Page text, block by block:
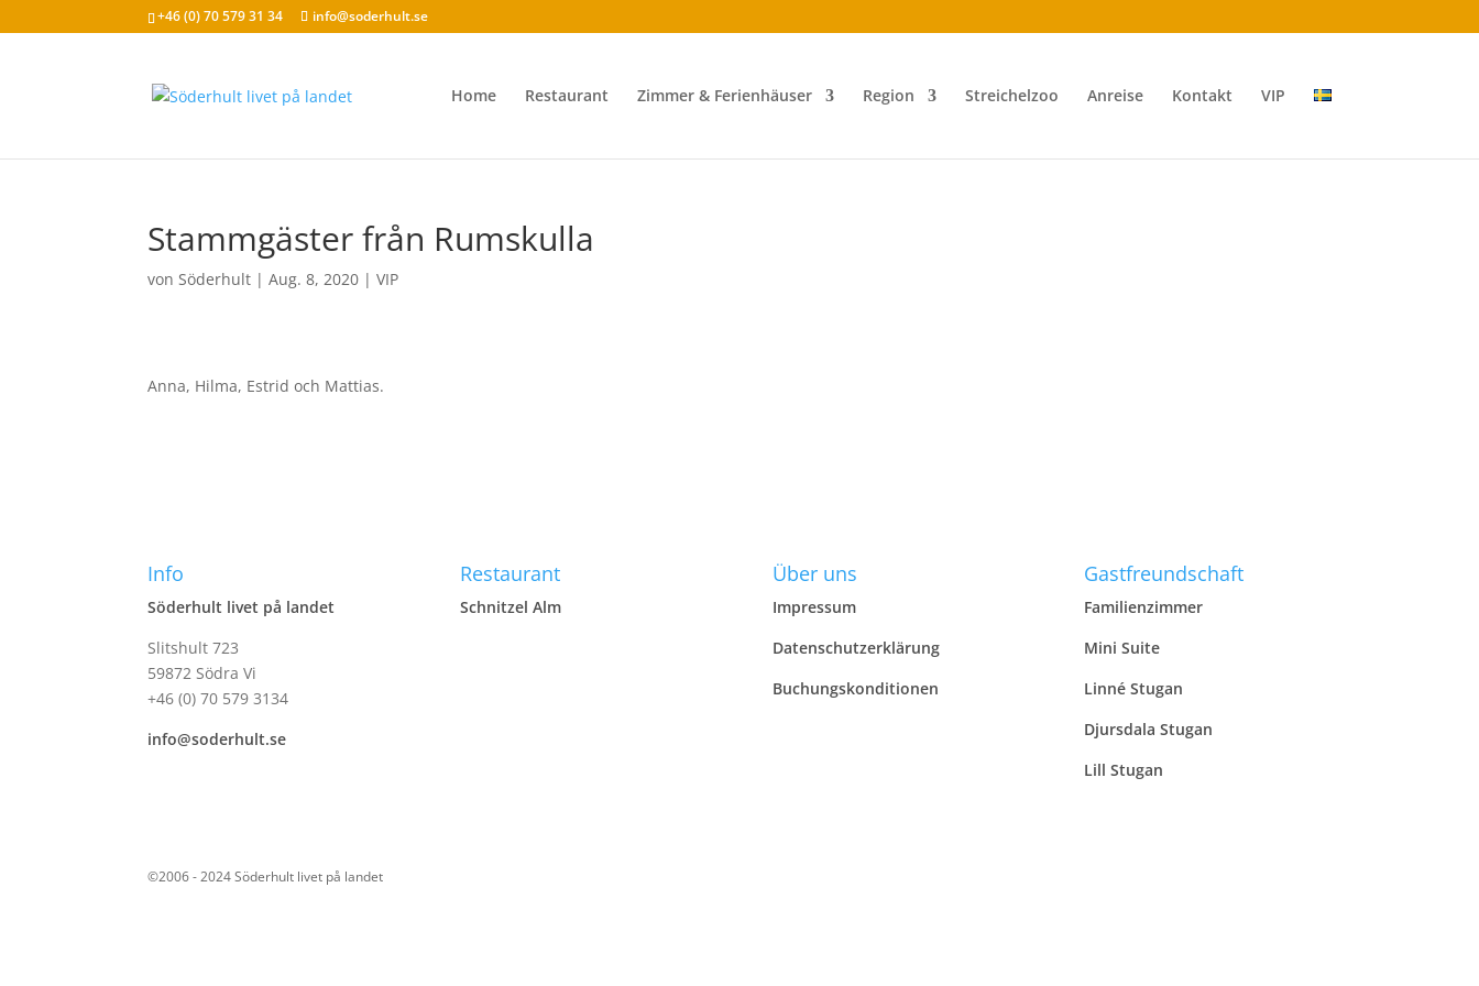
+46 (0) 70 579 31 34 info@soderhult.se
Home Restaurant Zimmer & Ferienhäuser Region Streichelzoo Anreise Kontakt VIP
Stammgäster från Rumskulla
vonSöderhult |Aug. 8, 2020 |VIP
Anna, Hilma, Estrid och Mattias.
Info
Söderhult livet på landet
Slitshult 723
59872 Södra Vi
+46 (0) 70 579 3134
info@soderhult.se
Restaurant
Schnitzel Alm
Über uns
Impressum
Datenschutzerklärung
Buchungskonditionen
Gastfreundschaft
Familienzimmer
Mini Suite
Linné Stugan
Djursdala Stugan
Lill Stugan
©2006 - 2024 Söderhult livet på landet